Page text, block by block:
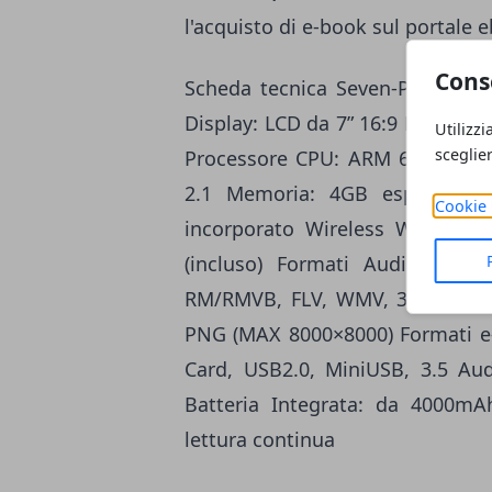
Cookie
l'acquisto di e-book sul portale
Scheda tecnica Seven-Pad
Display: LCD da 7” 16:9
Processore CPU: ARM 600
2.1 Memoria: 4GB
incorporato Wireless Wi-Fi
(incluso) Formati Audio&Video:
RM/RMVB, FLV, WMV, 3GP,
PNG (MAX 8000×8000) Formati
Card, USB2.0, MiniUSB, 3.5
Batteria Integrata: da
lettura continua